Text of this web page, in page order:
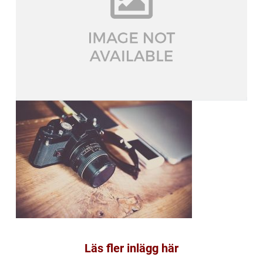
Läs fler inlägg här